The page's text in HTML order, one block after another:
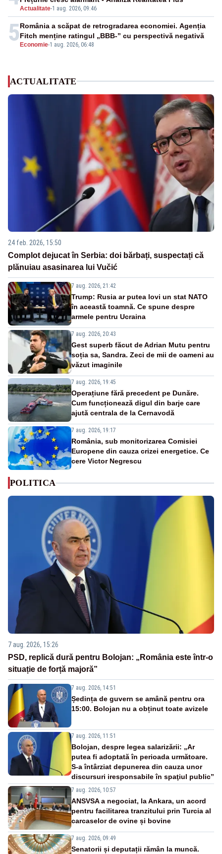
Actualitate-1 aug. 2026, 09:46
5Economie-1 aug. 2026, 06:48
România a scăpat de retrogradarea economiei. Agenția
Fitch menține ratingul „BBB-” cu perspectivă negativă
ACTUALITATE
24 feb. 2026, 15:50
Complot dejucat în Serbia: doi bărbați, suspectați că
plănuiau asasinarea lui Vučić
7 aug. 2026, 21:42
Trump: Rusia ar putea lovi un stat NATO
în această toamnă. Ce spune despre
armele pentru Ucraina
7 aug. 2026, 20:43
Gest superb făcut de Adrian Mutu pentru
soția sa, Sandra. Zeci de mii de oameni au
văzut imaginile
7 aug. 2026, 19:45
Operațiune fără precedent pe Dunăre.
Cum funcționează digul din barje care
ajută centrala de la Cernavodă
7 aug. 2026, 19:17
România, sub monitorizarea Comisiei
Europene din cauza crizei energetice. Ce
cere Victor Negrescu
POLITICA
7 aug. 2026, 15:26
PSD, replică dură pentru Bolojan: „România este într-o
situație de forță majoră”
7 aug. 2026, 14:51
Ședința de guvern se amână pentru ora
15:00. Bolojan nu a obținut toate avizele
7 aug. 2026, 11:51
Bolojan, despre legea salarizării: „Ar
putea fi adoptată în perioada următoare.
S-a întârziat depunerea din cauza unor
discursuri iresponsabile în spaţiul public”
7 aug. 2026, 10:57
ANSVSA a negociat, la Ankara, un acord
pentru facilitarea tranzitului prin Turcia al
carcaselor de ovine și bovine
7 aug. 2026, 09:49
Senatorii și deputații rămân la muncă.